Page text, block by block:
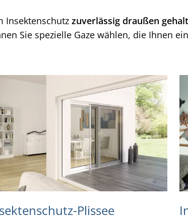
Insektenschutz zuverlässig draußen
Sie spezielle Gaze wählen, die Ihnen
Plissee